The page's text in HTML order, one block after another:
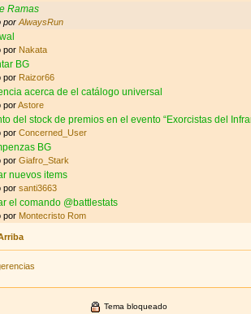
Ramas
porAlwaysRun
por Nakata
BG
por Raizor66
acerca de el catálogo universal
porAstore
del stock de premios en el evento “Exorcistas del
porConcerned_User
BG
porGiafro_Stark
nuevos items
porsanti3663
el comando @battlestats
por Montecristo Rom
Tema bloqueado